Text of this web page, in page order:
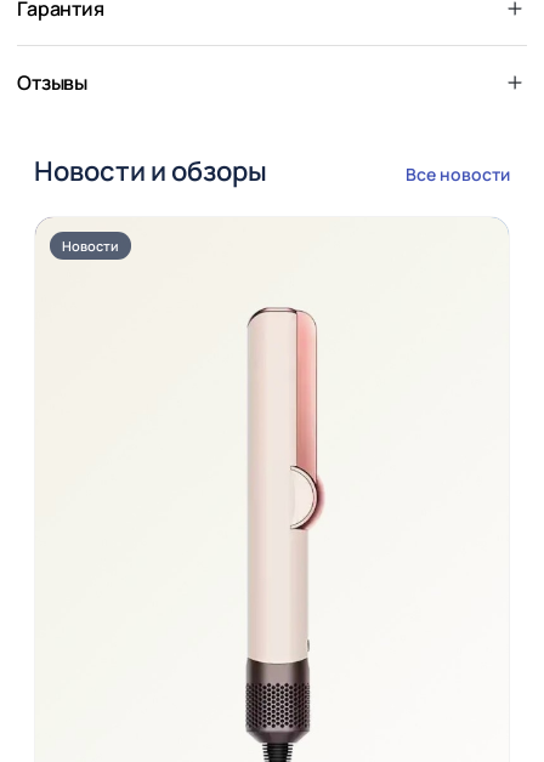
Гарантия
Отзывы
Новости и обзоры Все новости
Новости